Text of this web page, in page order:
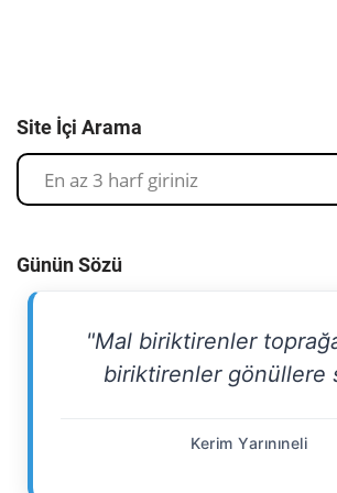
Site İçi Arama
Günün Sözü
"Mal biriktirenler
biriktirenler gönüllere
Kerim Yarınıneli